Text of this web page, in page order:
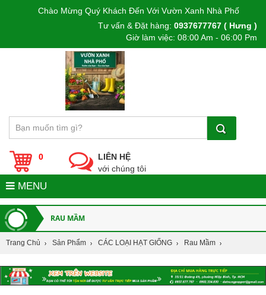
Chào Mừng Quý Khách Đến Với Vườn Xanh Nhà Phố
Tư vấn & Đặt hàng: 0937677767 ( Hưng )
Giờ làm việc: 08:00 Am - 06:00 Pm
0
LIÊN HỆ
với chúng tôi
MENU
RAU MẦM
Trang Chủ Sản Phẩm CÁC LOẠI HẠT GIỐNG Rau Mầm
Đất Sét Nung Popper Là Gì Và Vì Sao Nên
Chọn ?